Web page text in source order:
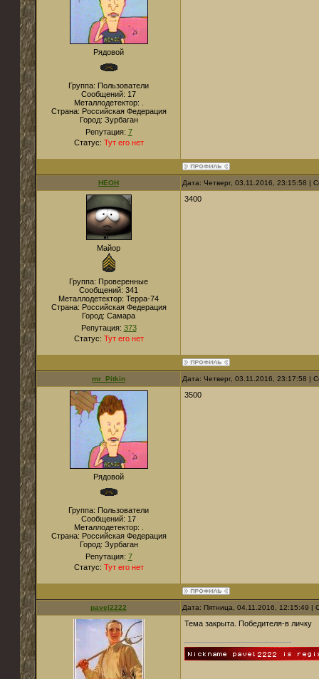
Рядовой
Группа: Пользователи
Сообщений: 17
Металлодетектор:
Страна: Российская Федерация
Город: Зурбаган
Репутация: 7
Статус: Тут его нет
НЕОН Дата: Четверг, 03.11.2016, 23:15:58 |
Майор
Группа: Проверенные
Сообщений: 341
Металлодетектор: Терра-74
Страна: Российская Федерация
Город: Самара
Репутация: 373
Статус: Тут его нет
3400
mr_Pitkin Дата: Четверг, 03.11.2016, 23:17:58 |
Рядовой
Группа: Пользователи
Сообщений: 17
Металлодетектор:
Страна: Российская Федерация
Город: Зурбаган
Репутация: 7
Статус: Тут его нет
3500
pavel2222 Дата: Пятница, 04.11.2016, 12:15:49
Тема закрыта. Победителя-в личку